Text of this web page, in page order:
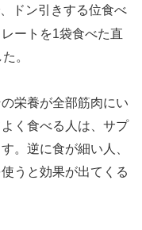
ドン引きする位食べ
ートを1袋食べた直
。
栄養が全部筋肉にい
く食べる人は、サプ
。逆に食が細い人、
うと効果が出てくる